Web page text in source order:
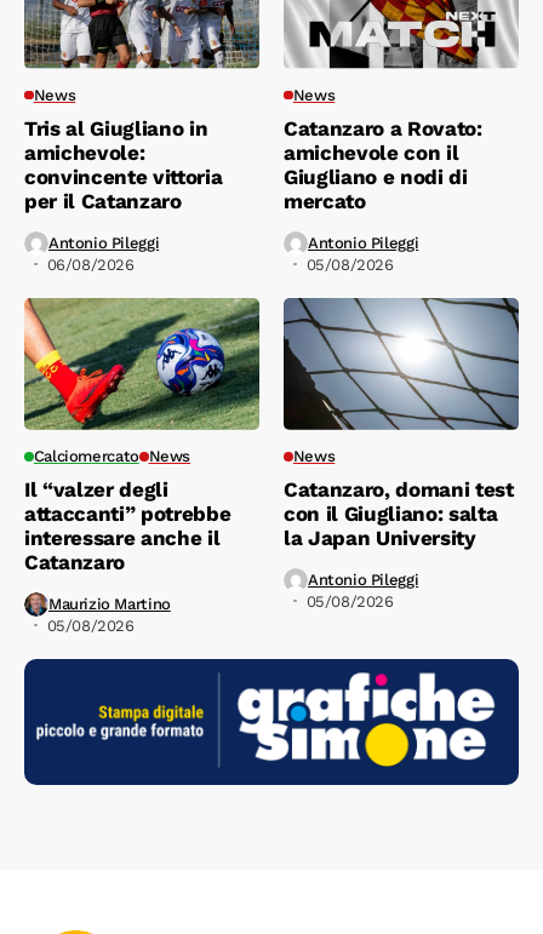
News
Tris al Giugliano in
amichevole:
convincente vittoria
per il Catanzaro
Antonio Pileggi
06/08/2026
News
Catanzaro a Rovato:
amichevole con il
Giugliano e nodi di
mercato
Antonio Pileggi
05/08/2026
Calciomercato News
Il “valzer degli
attaccanti” potrebbe
interessare anche il
Catanzaro
Maurizio Martino
05/08/2026
News
Catanzaro, domani test
con il Giugliano: salta
la Japan University
Antonio Pileggi
05/08/2026